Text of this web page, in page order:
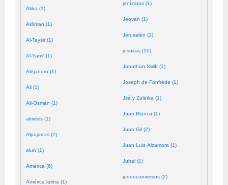
Akka (1)
Akliman (1)
Al-Taysir (1)
Al-Yami' (1)
Alejandro (1)
Ali (1)
Ali-Osmán (1)
almées (1)
Alpujarras (2)
alun (1)
América (6)
América latina (1)
jenízaros (1)
Jeovah (1)
Jerusalén (1)
jesuitas (10)
Jonathan Swift (1)
Joseph de Fonfrède (1)
Jsé y Zuleïka (1)
Juan Blanco (1)
Juan Gil (2)
Juan Luis Alzamora (1)
Jubal (1)
judeoconversos (2)